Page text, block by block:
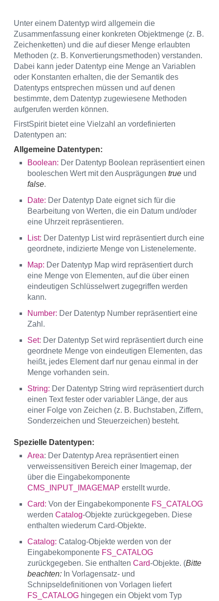
Unter einem Datentyp wird allgemein die
Zusammenfassung einer konkreten Objektmenge (z. B.
Zeichenketten) und die auf dieser Menge erlaubten
Methoden (z. B. Konvertierungsmethoden) verstanden.
Dabei kann jeder Datentyp eine Menge an Variablen
oder Konstanten erhalten, die der Semantik des
Datentyps entsprechen müssen und auf denen
bestimmte, dem Datentyp zugewiesene Methoden
aufgerufen werden können.
FirstSpirit bietet eine Vielzahl an vordefinierten
Datentypen an:
Allgemeine Datentypen:
Boolean: Der Datentyp Boolean repräsentiert einen
booleschen Wert mit den Ausprägungen true und
false.
Date: Der Datentyp Date eignet sich für die
Bearbeitung von Werten, die ein Datum und/oder
eine Uhrzeit repräsentieren.
List: Der Datentyp List wird repräsentiert durch eine
geordnete, indizierte Menge von Listenelemente.
Map: Der Datentyp Map wird repräsentiert durch
eine Menge von Elementen, auf die über einen
eindeutigen Schlüsselwert zugegriffen werden
kann.
Number: Der Datentyp Number repräsentiert eine
Zahl.
Set: Der Datentyp Set wird repräsentiert durch eine
geordnete Menge von eindeutigen Elementen, das
heißt, jedes Element darf nur genau einmal in der
Menge vorhanden sein.
String: Der Datentyp String wird repräsentiert durch
einen Text fester oder variabler Länge, der aus
einer Folge von Zeichen (z. B. Buchstaben, Ziffern,
Sonderzeichen und Steuerzeichen) besteht.
Spezielle Datentypen:
Area: Der Datentyp Area repräsentiert einen
verweissensitiven Bereich einer Imagemap, der
über die Eingabekomponente
CMS_INPUT_IMAGEMAP erstellt wurde.
Card: Von der Eingabekomponente FS_CATALOG
werden Catalog-Objekte zurückgegeben. Diese
enthalten wiederum Card-Objekte.
Catalog: Catalog-Objekte werden von der
Eingabekomponente FS_CATALOG
zurückgegeben. Sie enthalten Card-Objekte. (Bitte
beachten: In Vorlagensatz- und
Schnipseldefinitionen von Vorlagen liefert
FS_CATALOG hingegen ein Objekt vom Typ